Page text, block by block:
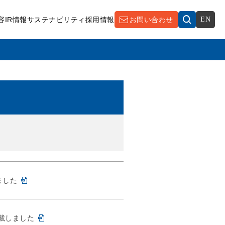
IR情報サステナビリティ 採用情報 お問い合わせ EN
した
しました